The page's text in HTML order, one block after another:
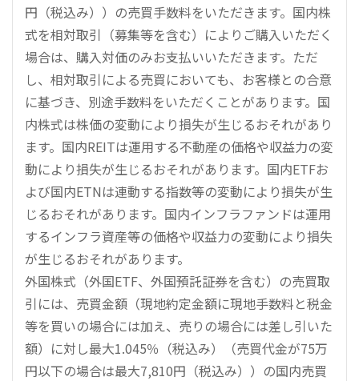
円（税込み））の売買手数料をいただきます。国内株
式を相対取引（募集等を含む）によりご購入いただく
場合は、購入対価のみお支払いいただきます。ただ
し、相対取引による売買においても、お客様との合意
に基づき、別途手数料をいただくことがあります。国
内株式は株価の変動により損失が生じるおそれがあり
ます。国内REITは運用する不動産の価格や収益力の変
動により損失が生じるおそれがあります。国内ETFお
よび国内ETNは連動する指数等の変動により損失が生
じるおそれがあります。国内インフラファンドは運用
するインフラ資産等の価格や収益力の変動により損失
が生じるおそれがあります。
外国株式（外国ETF、外国預託証券を含む）の売買取
引には、売買金額（現地約定金額に現地手数料と税金
等を買いの場合には加え、売りの場合には差し引いた
額）に対し最大1.045％（税込み）（売買代金が75万
円以下の場合は最大7,810円（税込み））の国内売買